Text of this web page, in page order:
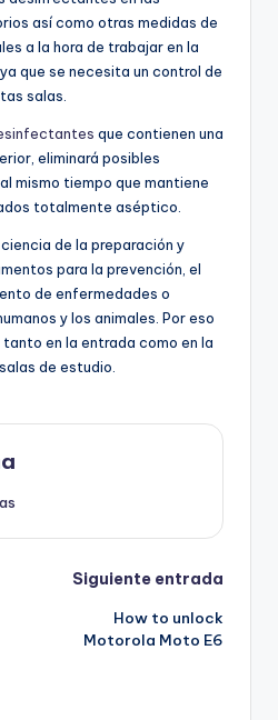
así como otras medidas de
a la hora de trabajar en la
que se necesita un control de
salas.
que contienen una
eliminará posibles
mismo tiempo que mantiene
totalmente aséptico.
de la preparación y
para la prevención, el
de enfermedades o
y los animales. Por eso
en la entrada como en la
de estudio.
Siguiente entrada
How to unlock
Motorola Moto E6